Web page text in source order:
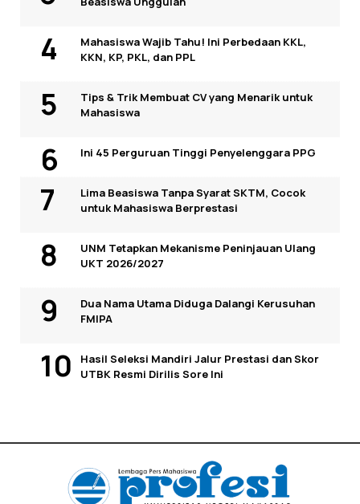
Mahasiswa Wajib Tahu! Ini Perbedaan KKL,
KKN, KP, PKL, dan PPL
Tips & Trik Membuat CV yang Menarik untuk
Mahasiswa
Ini 45 Perguruan Tinggi Penyelenggara PPG
Lima Beasiswa Tanpa Syarat SKTM, Cocok
untuk Mahasiswa Berprestasi
UNM Tetapkan Mekanisme Peninjauan Ulang
UKT 2026/2027
Dua Nama Utama Diduga Dalangi Kerusuhan
FMIPA
Hasil Seleksi Mandiri Jalur Prestasi dan Skor
UTBK Resmi Dirilis Sore Ini